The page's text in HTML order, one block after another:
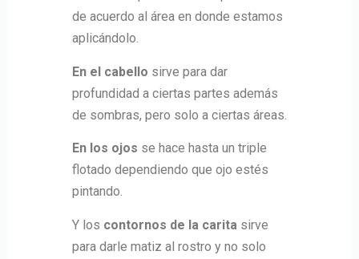
de acuerdo al área en donde estamos
aplicándolo.
En el cabello sirve para dar
profundidad a ciertas partes además
de sombras, pero solo a ciertas áreas.
En los ojos se hace hasta un triple
flotado dependiendo que ojo estés
pintando.
Y los contornos de la carita sirve
para darle matiz al rostro y no solo